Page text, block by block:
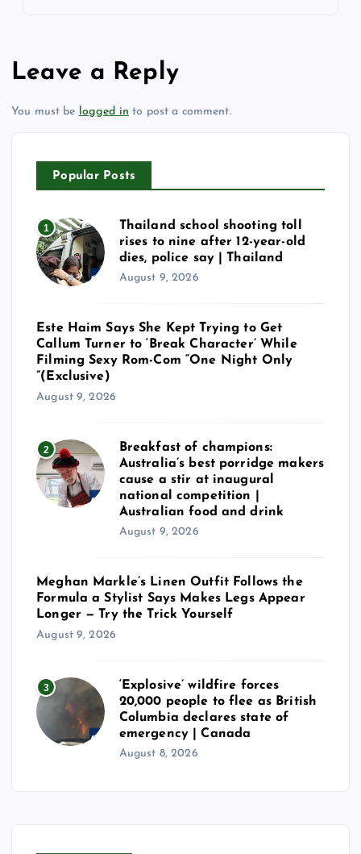
Leave a Reply
You must be logged in to post a comment.
Popular Posts
1
Thailand school shooting toll
rises to nine after 12-year-old
dies, police say | Thailand
August 9, 2026
Este Haim Says She Kept Trying to Get
Callum Turner to ‘Break Character’ While
Filming Sexy Rom-Com “One Night Only
”(Exclusive)
August 9, 2026
2
Breakfast of champions:
Australia’s best porridge makers
cause a stir at inaugural
national competition |
Australian food and drink
August 9, 2026
Meghan Markle’s Linen Outfit Follows the
Formula a Stylist Says Makes Legs Appear
Longer — Try the Trick Yourself
August 9, 2026
3
‘Explosive’ wildfire forces
20,000 people to flee as British
Columbia declares state of
emergency | Canada
August 8, 2026